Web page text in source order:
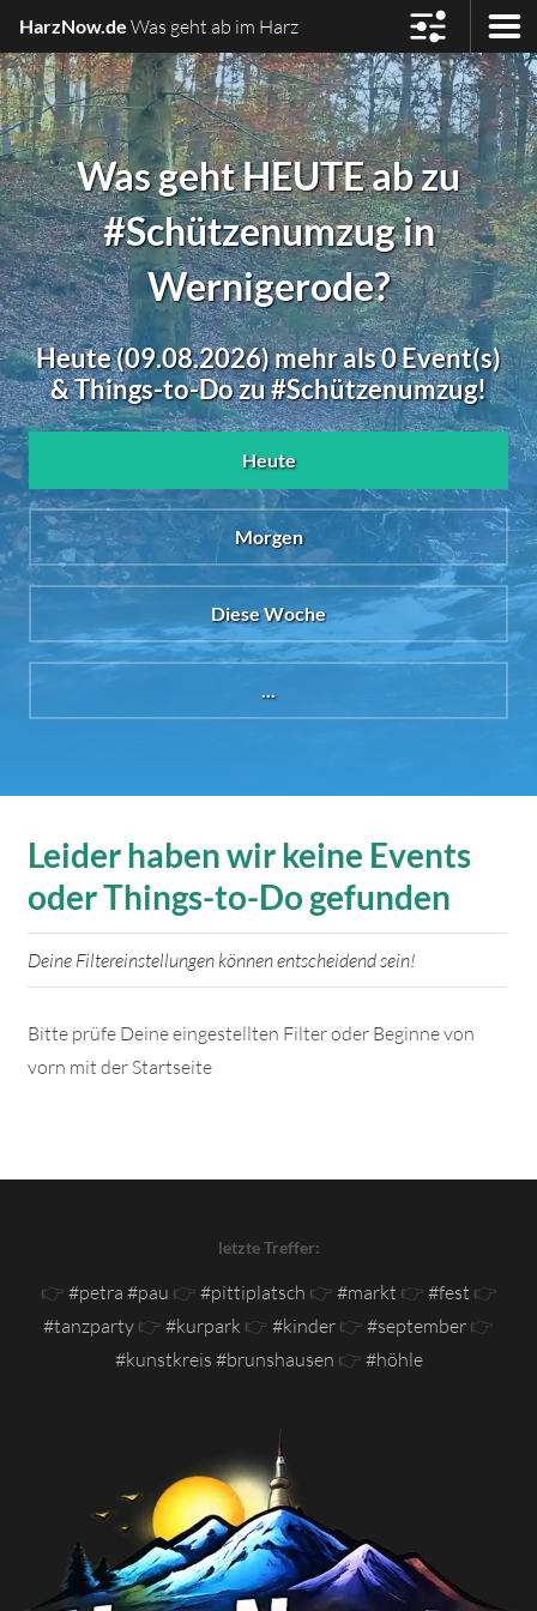
HarzNow.de Was geht ab im Harz
Was geht HEUTE ab zu
#Schützenumzug in
Wernigerode?
Heute (09.08.2026) mehr als 0 Event(s)
& Things-to-Do zu #Schützenumzug!
Heute
Morgen
Diese Woche
Leider haben wir keine Events
oder Things-to-Do gefunden
Deine Filtereinstellungen können entscheidend sein!
Bitte prüfe Deine eingestellten Filter oder Beginne von
vorn mit der Startseite
letzte Treffer:
👉 #petra #pau 👉 #pittiplatsch 👉 #markt 👉 #fest 👉
#tanzparty 👉 #kurpark 👉 #kinder 👉 #september 👉
#kunstkreis #brunshausen 👉 #höhle